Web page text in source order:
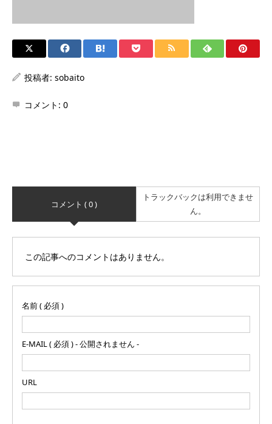
投稿者: sobaito
コメント: 0
コメント ( 0 )
トラックバックは利用できませ
ん。
この記事へのコメントはありません。
名前 ( 必須 )
E-MAIL ( 必須 ) - 公開されません -
URL